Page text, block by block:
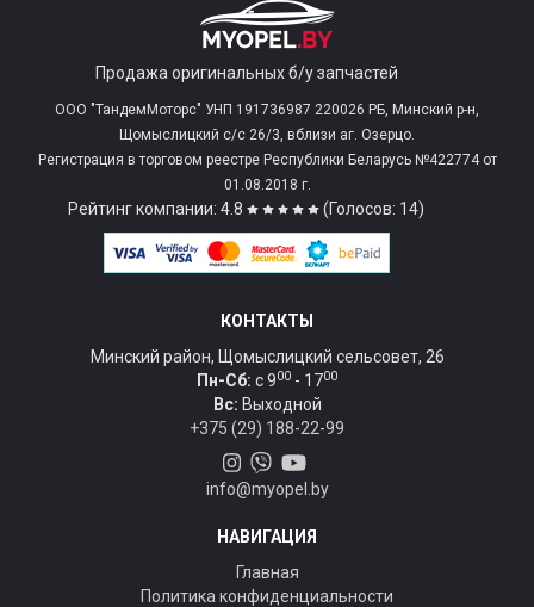
Продажа оригинальных б/у запчастей
ООО "ТандемМоторс" УНП 191736987 220026 РБ, Минский р-н,
Щомыслицкий с/c 26/3, вблизи аг. Озерцо.
Регистрация в торговом реестре Республики Беларусь №422774 от
01.08.2018 г.
Рейтинг компании: 4.8 (Голосов: 14)
КОНТАКТЫ
Минский район, Щомыслицкий сельсовет, 26
Пн-Сб: c 900 - 1700
Вс: Выходной
+375 (29) 188-22-99
info@myopel.by
НАВИГАЦИЯ
Главная
Политика конфиденциальности